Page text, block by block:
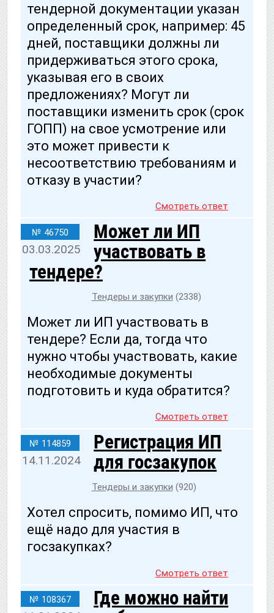
тендерной документации указан
определенный срок, например: 45
дней, поставщики должны ли
придерживаться этого срока,
указывая его в своих
предложениях? Могут ли
поставщики изменить срок (срок
ГОПП) на свое усмотрение или
это может привести к
несоответствию требованиям и
отказу в участии?
Смотреть ответ
№ 46750
03.03.2025
Может ли ИП
участвовать в
тендере?
Тендеры и закупки (2338)
Может ли ИП участвовать в
тендере? Если да, тогда что
нужно чтобы участвовать, какие
необходимые документы
подготовить и куда обратится?
Смотреть ответ
№ 114859
14.11.2024
Регистрация ИП
для госзакупок
Тендеры и закупки (920)
Хотел спросить, помимо ИП, что
ещё надо для участия в
госзакупках?
Смотреть ответ
№ 108367
Где можно найти